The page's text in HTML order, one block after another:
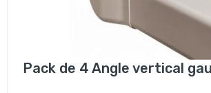
Pack de 4 Angle vertical